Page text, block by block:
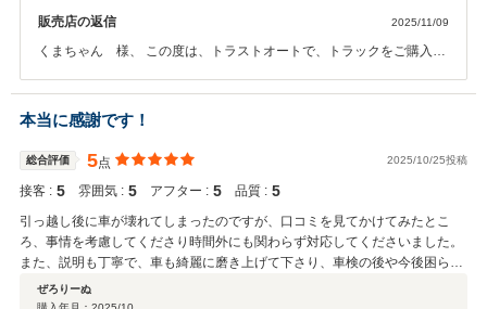
販売店の返信 2025/11/09
くまちゃん 様、 この度は、トラストオートで、トラックをご購入頂
きまして、ありがとうございます。納車までではなくアフターフォロ
ーもしっかりして行きますから、この後もどんなことでもご相談下さ
い。 今後も、お客様に喜んで頂ける用、努めて参ります。 ”お客様
に最高のサービスを提供することは私たちの責任であると考えていま
す。” ●●トラストパートナー●●
本当に感謝です！
総合評価 5点 2025/10/25投稿
接客 : 5 雰囲気 : 5 アフター : 5 品質 : 5
引っ越し後に車が壊れてしまったのですが、口コミを見てかけてみたとこ
ろ、事情を考慮してくださり時間外にも関わらず対応してくださいました。
また、説明も丁寧で、車も綺麗に磨き上げて下さり、車検の後や今後困らな
い様にとパーツもお気持ちで新しい物に無料で変えてくださいました。本当
に本当に感謝です。分からないこと等お伺いしても嫌な顔もせず気持ちよく
ぜろりーぬ